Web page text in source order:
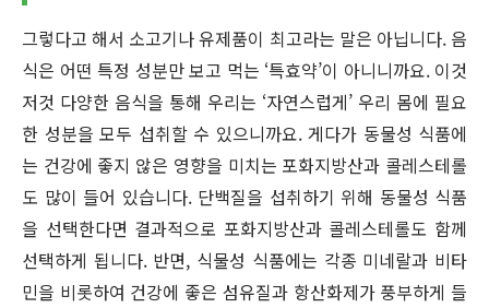
그렇다고 해서 소고기나 유제품이 최고라는 말은 아닙니다. 음
식은 어떤 특정 성분만 보고 먹는 ‘특효약’이 아니니까요. 이것
저것 다양한 음식을 통해 우리는 ‘자연스럽게’ 우리 몸에 필요
한 성분을 모두 섭취할 수 있으니까요. 게다가 동물성 식품에
는 건강에 좋지 않은 영향을 미치는 포화지방산과 콜레스테롤
도 많이 들어 있습니다. 단백질을 섭취하기 위해 동물성 식품
을 선택한다면 결과적으로 포화지방산과 콜레스테롤도 함께
선택하게 됩니다. 반면, 식물성 식품에는 각종 미네랄과 비타
민을 비롯하여 건강에 좋은 섬유질과 항산화제가 풍부하게 들